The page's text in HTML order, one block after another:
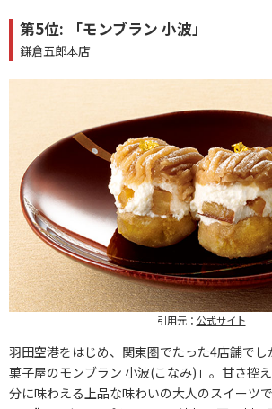
第5位: 「モンブラン 小波」
鎌倉五郎本店
引用元： 公式サイト
羽田空港をはじめ、関東圏でたった4店舗で
菓子屋のモンブラン 小波(こなみ)」。甘さ控
分に味わえる上品な味わいの大人のスイーツ